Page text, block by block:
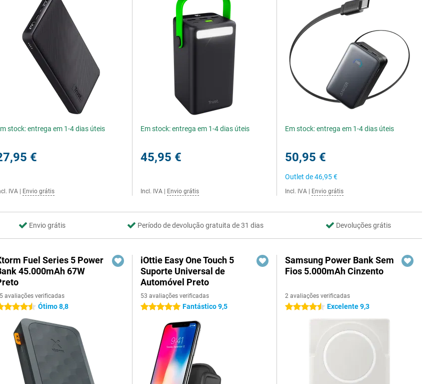
stock: entrega em 1-4 dias úteis
€
IVA Envio grátis
Em stock: entrega em 1-4 dias úteis
45,95 €
Incl. IVA Envio grátis
Em stock: entrega em 1-4 dias úteis
50,95 €
Outlet de46,95 €
Incl. IVA Envio grátis
Envio grátis Período de devolução gratuita de 31 dias Devoluções grátis
Fuel Series 5 Power
45.000mAh 67W
avaliações verificadas
estrelas Ótimo 8,8
iOttie Easy One Touch 5
Suporte Universal de
Automóvel Preto
53 avaliações verificadas
5 estrelas Fantástico 9,5
Samsung Power Bank Sem
Fios 5.000mAh Cinzento
2 avaliações verificadas
4.5 estrelas Excelente 9,3